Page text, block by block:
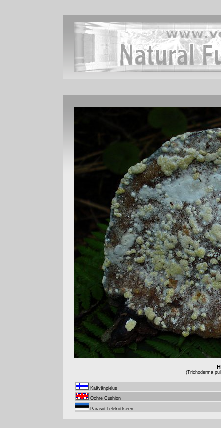
(Trichoderma
Käävänpielus
Ochre Cushion
Parasiit-helekottseen